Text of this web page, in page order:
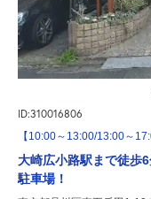
ID:310016806
【10:00～13:00/13:00～
大崎広小路駅まで徒歩
駐車場！